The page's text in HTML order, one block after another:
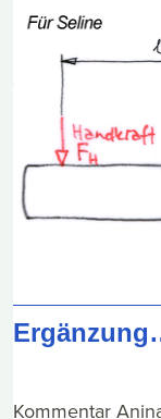
Kommentar